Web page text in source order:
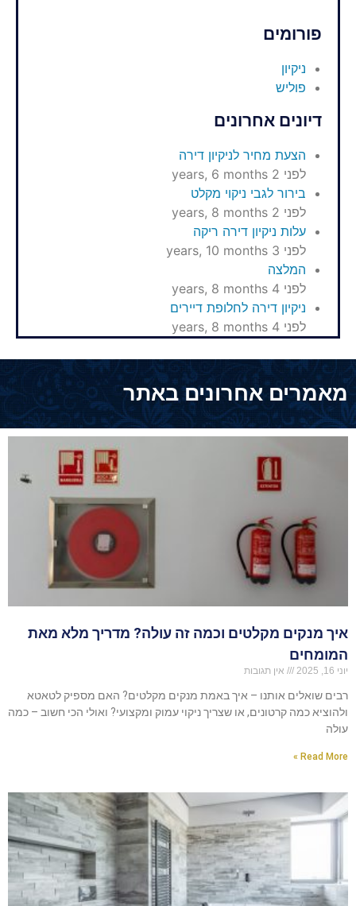
פורומים
ניקיון
פוליש
דיונים אחרונים
הצעת מחיר לניקיון דירה
לפני 2 years, 6 months
בירור לגבי ניקוי מקלט
לפני 2 years, 8 months
עלות ניקיון דירה ריקה
לפני 3 years, 10 months
המלצה
לפני 4 years, 8 months
ניקיון דירה לחלופת דיירים
לפני 4 years, 8 months
מאמרים אחרונים באתר
איך מנקים מקלטים וכמה זה עולה? מדריך מלא מאת
המומחים
יוני 16, 2025 אין תגובות
רבים שואלים אותנו – איך באמת מנקים מקלטים? האם מספיק לטאטא
ולהוציא כמה קרטונים, או שצריך ניקוי עמוק ומקצועי? ואולי הכי חשוב – כמה
עולה
Read More »